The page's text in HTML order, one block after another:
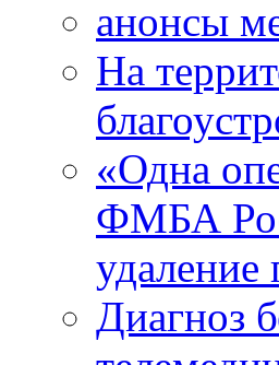
анонсы
На
«Одна
ФМБА
Диагноз